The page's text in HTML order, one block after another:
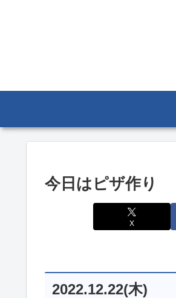
今日はピザ作り
X
2022.12.22(木)